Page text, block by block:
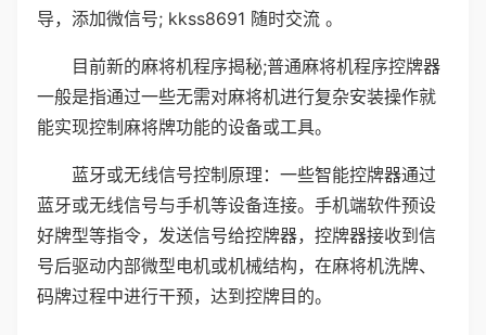
导，添加微信号; kkss8691 随时交流 。
目前新的麻将机程序揭秘;普通麻将机程序控牌器
一般是指通过一些无需对麻将机进行复杂安装操作就
能实现控制麻将牌功能的设备或工具。
蓝牙或无线信号控制原理：一些智能控牌器通过
蓝牙或无线信号与手机等设备连接。手机端软件预设
好牌型等指令，发送信号给控牌器，控牌器接收到信
号后驱动内部微型电机或机械结构，在麻将机洗牌、
码牌过程中进行干预，达到控牌目的。